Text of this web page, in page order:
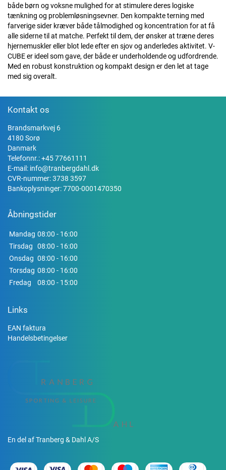
både børn og voksne mulighed for at stimulere deres logiske
tænkning og problemløsningsevner. Den kompakte terning med
farverige sider kræver både tålmodighed og koncentration for at få
alle siderne til at matche. Perfekt til dem, der ønsker at træne deres
hjernemuskler eller blot lede efter en sjov og anderledes aktivitet. V-
CUBE er ideel som gave, der både er underholdende og udfordrende.
Med en robust konstruktion og kompakt design er den let at tage
med sig overalt.
Kontakt os
Brandsmarkvej 6
4180 Sorø
Danmark
Telefonnr.:+45 77661111
E-mail: info@tranbergdahl.dk
CVR-nummer: 3738 3597
Bankoplysninger: 7700-0001470350
Åbningstider
Mandag 08:00 - 16:00
Tirsdag
08:00 - 16:00
Onsdag 08:00 - 16:00
Torsdag 08:00 - 16:00
Fredag
08:00 - 15:00
Links
EAN faktura
Handelsbetingelser
En del af Tranberg & Dahl A/S